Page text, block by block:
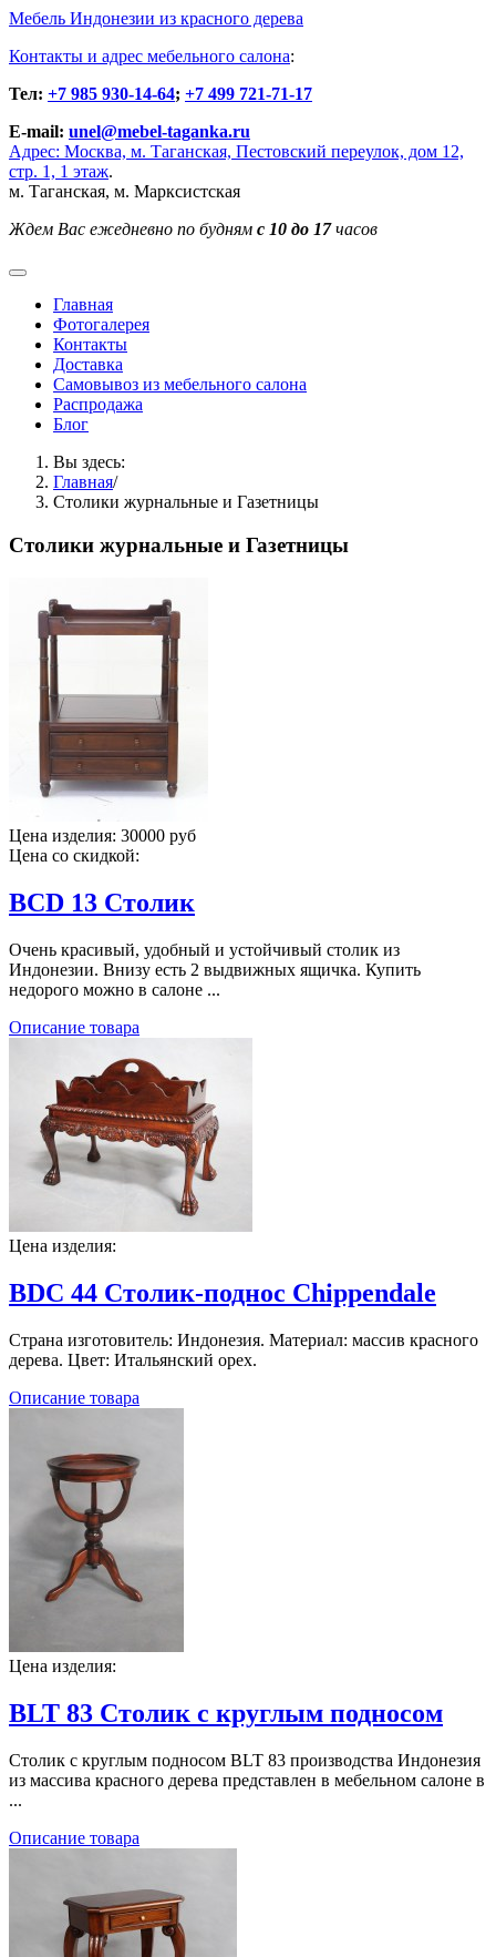
Мебель Индонезии из красного дерева
Контакты и адрес мебельного салона:
Тел: +7 985 930-14-64; +7 499 721-71-17
E-mail: unel@mebel-taganka.ru
Адрес: Москва, м. Таганская, Пестовский переулок, дом 12,
стр. 1, 1 этаж.
м. Таганская, м. Марксистская
Ждем Вас ежедневно по будням с 10 до 17часов
Главная
Фотогалерея
Контакты
Доставка
Cамовывоз из мебельного салона
Распродажа
Блог
Вы здесь:
Главная/
Столики журнальные и Газетницы
Столики журнальные и Газетницы
Цена изделия: 30000 руб
Цена со скидкой:
BCD 13 Столик
Очень красивый, удобный и устойчивый столик из
Индонезии. Внизу есть 2 выдвижных ящичка. Купить
недорого можно в салоне ...
Описание товара
Цена изделия:
BDC 44 Столик-поднос Chippendale
Страна изготовитель: Индонезия. Материал: массив красного
дерева. Цвет: Итальянский орех.
Описание товара
Цена изделия:
BLT 83 Столик с круглым подносом
Столик с круглым подносом BLT 83 производства Индонезия
из массива красного дерева представлен в мебельном салоне в
...
Описание товара